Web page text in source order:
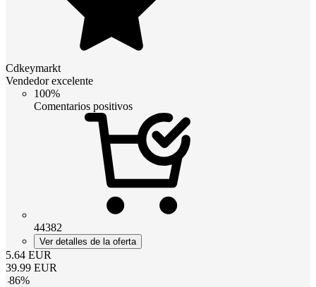
Cdkeymarkt
Vendedor excelente
100%
Comentarios positivos
44382
Ver detalles de la oferta
5.64 EUR
39.99 EUR
-86%